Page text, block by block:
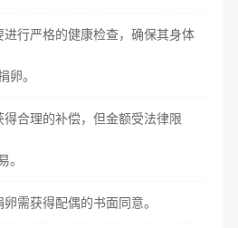
进行严格的健康检查，确保其身体
卵。
得合理的补偿，但金额受法律限
。
需获得配偶的书面同意。